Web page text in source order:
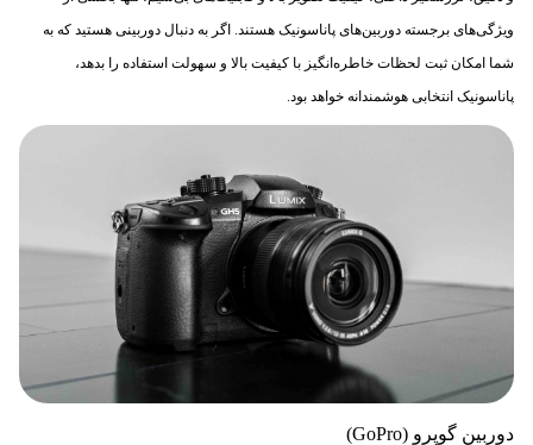
ویژگی‌های برجسته دوربین‌های پاناسونیک هستند. اگر به دنبال دوربینی هستید که به
شما امکان ثبت لحظات خاطره‌انگیز با کیفیت بالا و سهولت استفاده را بدهد،
پاناسونیک انتخابی هوشمندانه خواهد بود.
دوربین گوپرو (GoPro
)